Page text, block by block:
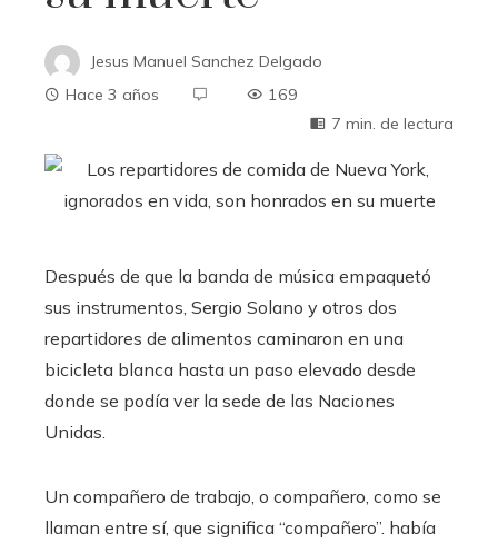
Jesus Manuel Sanchez Delgado
Hace 3 años
169
7 min. de lectura
Después de que la banda de música empaquetó
sus instrumentos, Sergio Solano y otros dos
repartidores de alimentos caminaron en una
bicicleta blanca hasta un paso elevado desde
donde se podía ver la sede de las Naciones
Unidas.
Un compañero de trabajo, o compañero, como se
llaman entre sí, que significa “compañero”. había